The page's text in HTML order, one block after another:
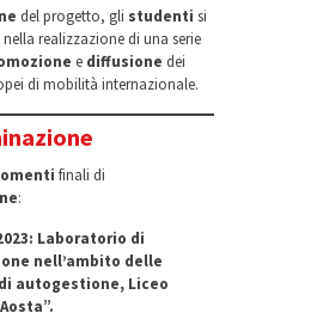
del progetto, gli studenti si
realizzazione di una serie
e diffusione dei
di mobilità internazionale.
finali di
:
Laboratorio di
nell’ambito delle
autogestione, Liceo